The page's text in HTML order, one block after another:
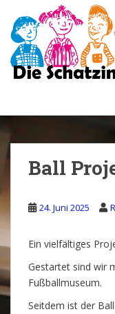
a
n
t
e
n
Ball
24. Juni 2025
Ein vielfältiges
Gestartet sind wir
Fußballmuseum.
Seitdem ist der